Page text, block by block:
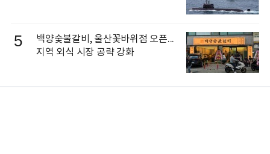
5
백양숯불갈비, 울산꽃바위점 오픈...
지역 외식 시장 공략 강화